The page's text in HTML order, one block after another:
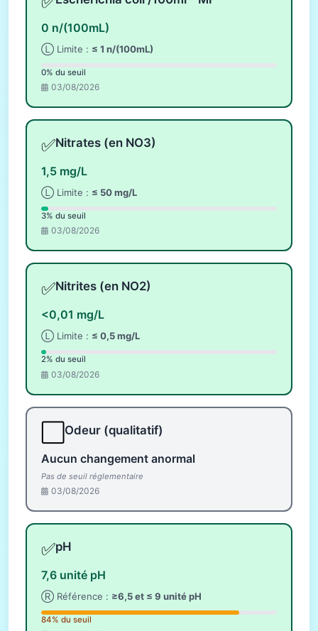
0 n/(100mL)
Ⓛ Limite : ≤ 1 n/(100mL)
0% du seuil
03/08/2026
✅Nitrates (en NO3)
1,5 mg/L
Ⓛ Limite : ≤ 50 mg/L
3% du seuil
03/08/2026
✅Nitrites (en NO2)
<0,01 mg/L
Ⓛ Limite : ≤ 0,5 mg/L
2% du seuil
03/08/2026
Odeur (qualitatif)
Aucun changement anormal
Pas de seuil réglementaire
03/08/2026
✅pH
7,6 unité pH
Ⓡ Référence : ≥6,5 et ≤ 9 unité pH
84% du seuil